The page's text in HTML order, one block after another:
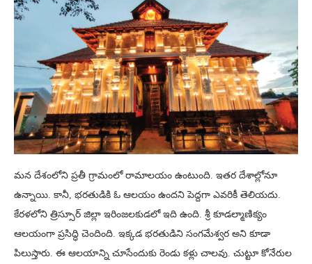
మన దేశంలోని ప్రతీ గ్రామంలో రామాలయం ఉంటుంది. ఇతర దేశాల్లోనూ
ఉన్నాయి. కానీ, భరతుడికి ఓ ఆలయం ఉందని పెద్దగా ఎవరికీ తెలియదు.
కేరళలోని త్రిస్సూర్ జిల్లా ఇరింజలకుడలో ఇది ఉంది. శ్రీ కూడల్మాణిక్యం
ఆలయంగా ప్రసిద్ధి చెందింది. ఇక్కడ భరతుడిని సంగమేశ్వర అని కూడా
పిలుస్తారు. ఈ ఆలయాన్ని చూసేందుకు రెండు కళ్లు చాలవు. చుట్టూ కోనేరుల